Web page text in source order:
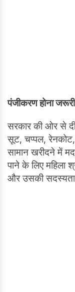
पंजीकरण होना जरूरी
सरकार की ओर से दी
सूट, चप्पल,
सामान खरीदने में
पाने के लिए महिला
और उसकी सदस्यता